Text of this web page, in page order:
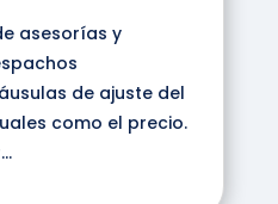
asesorías y
de ajuste del
como el precio.